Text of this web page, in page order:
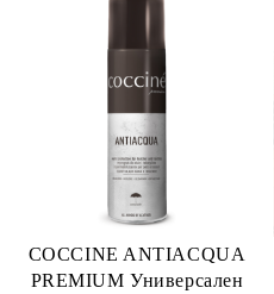
COCCINE ANTIACQUA
PREMIUM Универсален